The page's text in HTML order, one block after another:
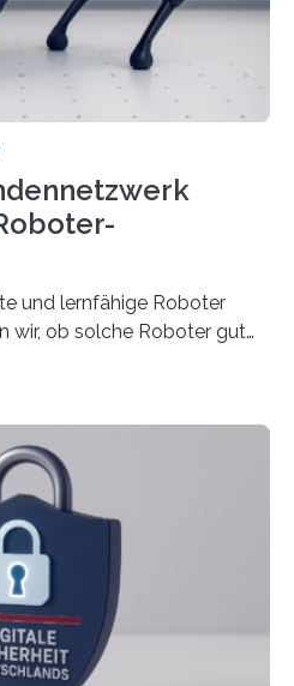
der Bedarf an neuen
Quantencomputern
und lernfähige Roboter
wir, ob solche Roboter gut
Marie Skłodowska-Curie
September werden sich
Jahren insgesamt 15
von CAVECORE mit
– also mit Robotern,
erfassen,
und häufig auch mit…